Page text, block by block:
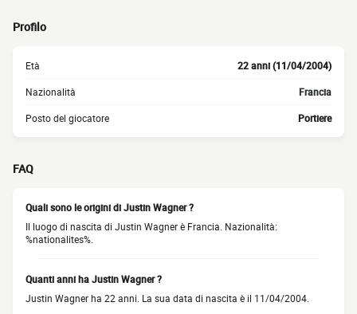
Profilo
Età 22 anni (11/04/2004)
Nazionalità Francia
Posto del giocatore Portiere
FAQ
Quali sono le origini di Justin Wagner ?
Il luogo di nascita di Justin Wagner è Francia. Nazionalità:
%nationalites%.
Quanti anni ha Justin Wagner ?
Justin Wagner ha 22 anni. La sua data di nascita è il 11/04/2004.